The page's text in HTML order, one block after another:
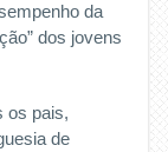
da
dos jovens
os pais,
de